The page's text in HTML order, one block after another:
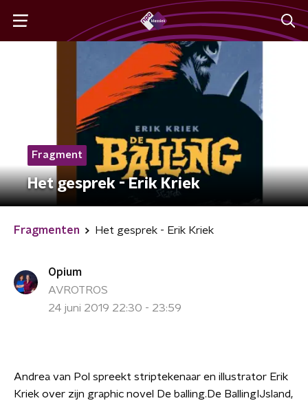
Fragment
Het gesprek - Erik Kriek
Fragmenten Het gesprek - Erik Kriek
Opium
AVROTROS
24 juni 2019 22:30 - 23:59
Andrea van Pol spreekt striptekenaar en illustrator Erik
Kriek over zijn graphic novel De balling.De BallingIJsland,